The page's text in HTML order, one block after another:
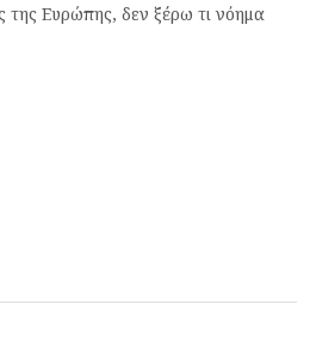
της Ευρώπης, δεν ξέρω τι νόημα